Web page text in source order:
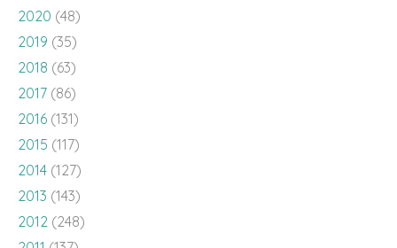
2020 (48)
2019 (35)
2018 (63)
2017 (86)
2016 (131)
2015 (117)
2014 (127)
2013 (143)
2012 (248)